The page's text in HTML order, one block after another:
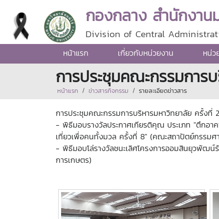
กองกลาง สำนักงาน
Division of Central
หน้าแรก เกี่ยวกับหน่วยงาน หน่ว
การประชุมคณะกรรมกา
หน้าแรก ข่าวสารกิจกรรม รายละเอียดข่าวสาร
การประชุมคณะกรรมการบริหารมหาวิทยาลัย ครั้ง
- พิธีมอบรางวัลประกาศเกียรติคุณ ประเภท "ตึกอ
เที่ยวเพื่อคนทั้งมวล ครั้งที่ 8" (คณะสถาปัตย์กรรมศ
- พิธีมอบโล่รางวัลชนะเลิศโครงการออมสินยุวพัฒ
การเกษตร)